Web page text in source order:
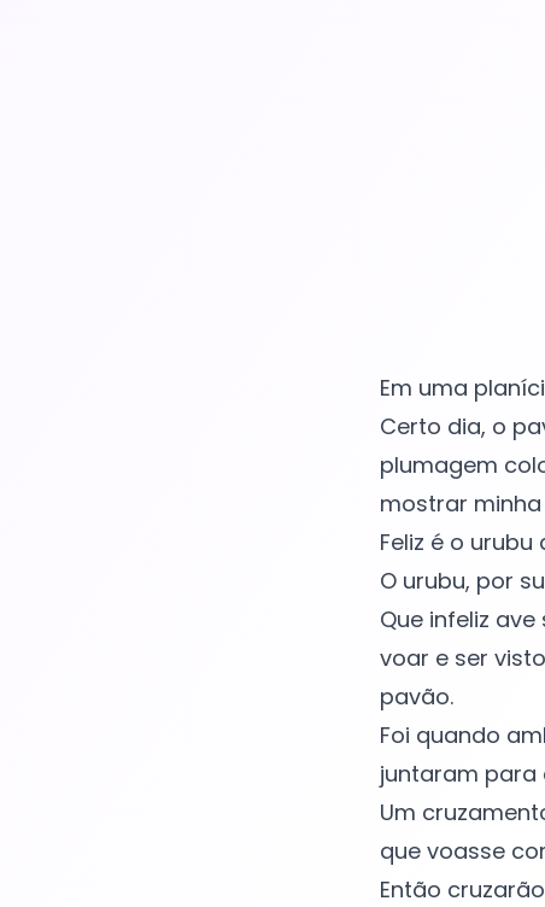
Em uma
Certo dia, o
plumagem
mostrar minha
Feliz é o
O urubu, por
Que infeliz
voar e ser
pavão.
Foi quando
juntaram para
Um
que voasse
Então